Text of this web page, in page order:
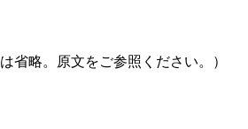
省略。原文をご参照ください。）